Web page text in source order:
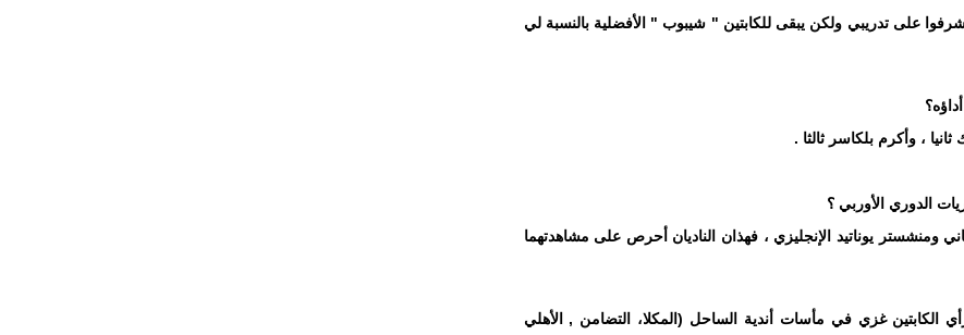
على تدريبي ولكن يبقى للكابتين " شيبوب " الأفضلية بالنسبة لي
، وأكرم بلكاسر ثالثا .
الدوري الأوربي ؟
ومنشستر يوناتيد الإنجليزي ، فهذان الناديان أحرص على مشاهدتهما
الكابتين غزي في مأسات أندية الساحل (المكلا، التضامن , الأهلي